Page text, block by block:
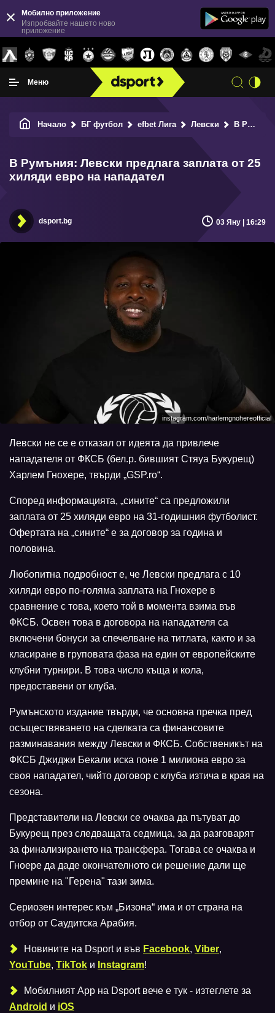
Мобилно приложение
Изпробвайте нашето ново
приложение
Меню
Начало БГ футбол efbet Лига Левски В Румъния: Левски предлага заплата от 25 хиляди евро на нападател
В Румъния: Левски предлага заплата от 25
хиляди евро на нападател
dsport.bg 03 Яну | 16:29
instagram.com/harlemgnohereofficial
Левски не се е отказал от идеята да привлече
нападателя от ФКСБ (бел.р. бившият Стяуа Букурещ)
Харлем Гнохере, твърди „GSP.ro“.
Според информацията, „сините“ са предложили
заплата от 25 хиляди евро на 31-годишния футболист.
Офертата на „сините“ е за договор за година и
половина.
Любопитна подробност е, че Левски предлага с 10
хиляди евро по-голяма заплата на Гнохере в
сравнение с това, което той в момента взима във
ФКСБ. Освен това в договора на нападателя са
включени бонуси за спечелване на титлата, както и за
класиране в груповата фаза на един от европейските
клубни турнири. В това число къща и кола,
предоставени от клуба.
Румънското издание твърди, че основна пречка пред
осъществяването на сделката са финансовите
разминавания между Левски и ФКСБ. Собственикът на
ФКСБ Джиджи Бекали иска поне 1 милиона евро за
своя нападател, чийто договор с клуба изтича в края на
сезона.
Представители на Левски се очаква да пътуват до
Букурещ през следващата седмица, за да разговарят
за финализирането на трансфера. Тогава се очаква и
Гноере да даде окончателното си решение дали ще
премине на "Герена" тази зима.
Сериозен интерес към „Бизона“ има и от страна на
отбор от Саудитска Арабия.
Новините на Dsport и във Facebook, Viber,
YouTube, TikTok и Instagram!
Мобилният Аpp на Dsport вече е тук - изтеглете за
Android и iOS